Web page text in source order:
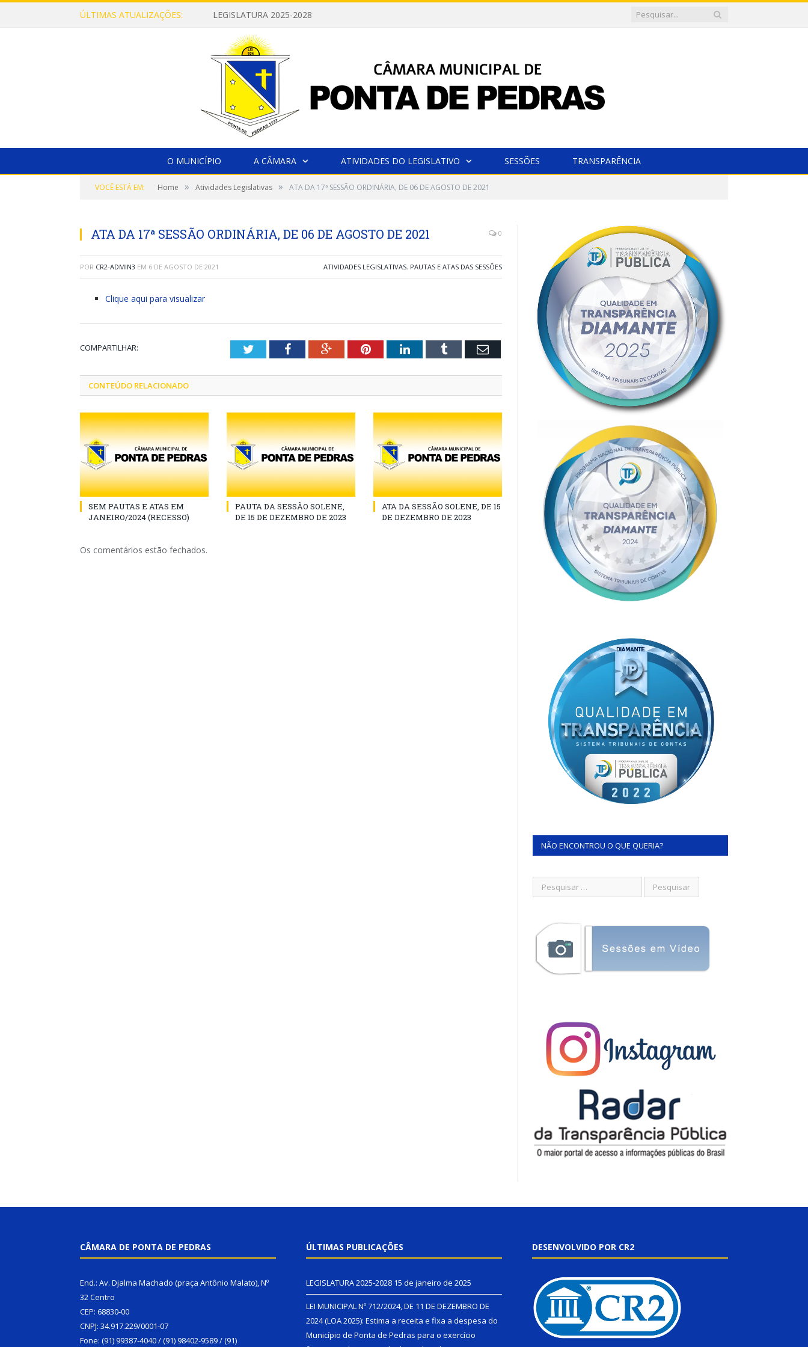
ÚLTIMAS ATUALIZAÇÕES: LEGISLATURA 2025-2028
O MUNICÍPIO A CÂMARA ATIVIDADES DO LEGISLATIVO SESSÕES TRANSPARÊNCIA
VOCÊ ESTÁ EM: Home » Atividades Legislativas » ATA DA 17ª SESSÃO ORDINÁRIA, DE 06 DE AGOSTO DE 2021
ATA DA 17ª SESSÃO ORDINÁRIA, DE 06 DE AGOSTO DE 2021 0
POR CR2-ADMIN3 EM 6 DE AGOSTO DE 2021 ATIVIDADES LEGISLATIVAS, PAUTAS E ATAS DAS SESSÕES
Clique aqui para visualizar
COMPARTILHAR: TwitterFacebookGoogle+PinterestLinkedInTumblr Email
CONTEÚDO RELACIONADO
SEM PAUTAS E ATAS EM
JANEIRO/2024 (RECESSO)
PAUTA DA SESSÃO SOLENE,
DE 15 DE DEZEMBRO DE 2023
ATA DA SESSÃO SOLENE, DE 15
DE DEZEMBRO DE 2023
Os comentários estão fechados.
NÃO ENCONTROU O QUE QUERIA?
CÂMARA DE PONTA DE PEDRAS
End.: Av. Djalma Machado (praça Antônio Malato), Nº
32 Centro
CEP: 68830-00
CNPJ: 34.917.229/0001-07
Fone: (91) 99387-4040 / (91) 98402-9589 / (91)
ÚLTIMAS PUBLICAÇÕES
LEGISLATURA 2025-2028 15 de janeiro de 2025
LEI MUNICIPAL Nº 712/2024, DE 11 DE DEZEMBRO DE
2024 (LOA 2025): Estima a receita e fixa a despesa do
Município de Ponta de Pedras para o exercício
DESENVOLVIDO POR CR2